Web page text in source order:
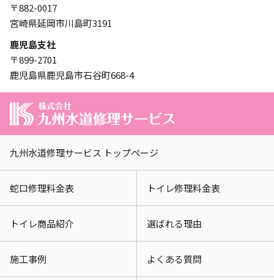
〒882-0017
宮崎県延岡市川島町3191
鹿児島支社
〒899-2701
鹿児島県鹿児島市石谷町668-4
九州水道修理サービス トップページ
蛇口修理料金表 トイレ修理料金表
トイレ商品紹介 選ばれる理由
施工事例 よくある質問